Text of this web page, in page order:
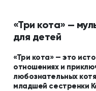
«Три кота» —
для детей
«Три кота» — это
отношениях и
любознательных
младшей сестренки